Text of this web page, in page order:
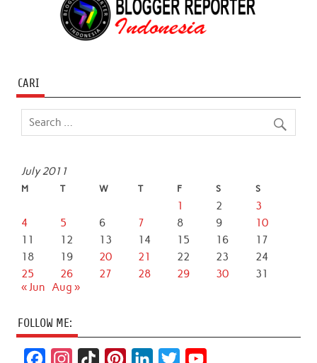
CARI
July 2011
M T W T F S S
1 2
3
4
5 6 7 8 9
10
11
12 13 14 15 16
17
18
19 20 21 22 23
24
25
26 27 28 29 30
31
« Jun Aug »
FOLLOW ME: